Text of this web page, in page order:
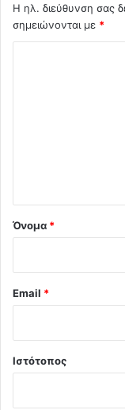
Η ηλ. διεύθυνση σας
σημειώνονται με *
Όνομα *
Email *
Ιστότοπος